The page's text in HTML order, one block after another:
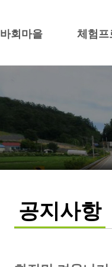
바회마을 체험프
공지사항